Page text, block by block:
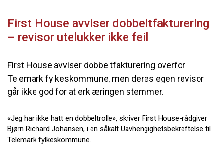
First House avviser dobbeltfakturering
– revisor utelukker ikke feil
First House avviser dobbeltfakturering overfor
Telemark fylkeskommune, men deres egen revisor
går ikke god for at erklæringen stemmer.
«Jeg har ikke hatt en dobbeltrolle», skriver First House-rådgiver
Bjørn Richard Johansen, i en såkalt Uavhengighetsbekreftelse til
Telemark fylkeskommune.